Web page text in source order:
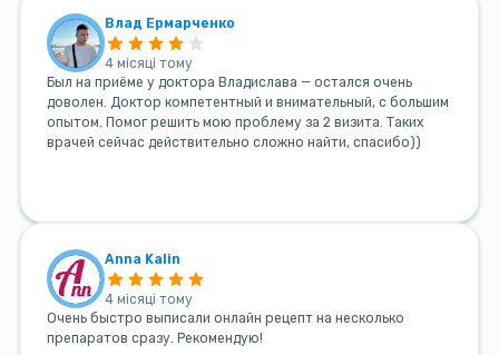
Влад Ермарченко
4 місяці тому
Был на приёме у доктора Владислава — остался очень
доволен. Доктор компетентный и внимательный, с большим
опытом. Помог решить мою проблему за 2 визита. Таких
врачей сейчас действительно сложно найти, спасибо))
Anna Kalin
4 місяці тому
Очень быстро выписали онлайн рецепт на несколько
препаратов сразу. Рекомендую!